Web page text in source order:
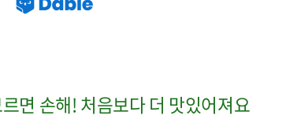
면 손해! 처음보다 더 맛있어져요